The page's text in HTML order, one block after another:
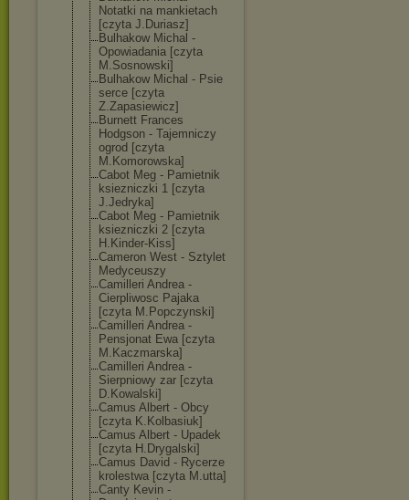
Notatki na mankietach
[czyta J.Duriasz]
Bulhakow Michal -
Opowiadania [czyta
M.Sosnowski]
Bulhakow Michal - Psie
serce [czyta
Z.Zapasiewicz]
Burnett Frances
Hodgson - Tajemniczy
ogrod [czyta
M.Komorowska]
Cabot Meg - Pamietnik
ksiezniczki 1 [czyta
J.Jedryka]
Cabot Meg - Pamietnik
ksiezniczki 2 [czyta
H.Kinder-Kiss]
Cameron West - Sztylet
Medyceuszy
Camilleri Andrea -
Cierpliwosc Pajaka
[czyta M.Popczynski]
Camilleri Andrea -
Pensjonat Ewa [czyta
M.Kaczmarska]
Camilleri Andrea -
Sierpniowy zar [czyta
D.Kowalski]
Camus Albert - Obcy
[czyta K.Kolbasiuk]
Camus Albert - Upadek
[czyta H.Drygalski]
Camus David - Rycerze
krolestwa [czyta M.utta]
Canty Kevin -